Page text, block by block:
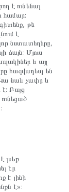
է ունենալ
համար:
թե
է
նստատեղերը,
ձայն: Մյուս
և այլ
հազվադեպ են
Կա նաև չափը և
Բայց
լսեք
էր
է լինի
է»: